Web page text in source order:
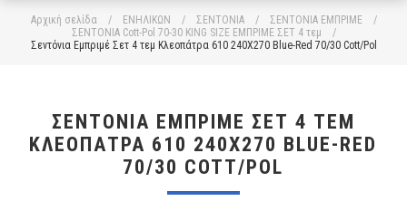
Αρχική σελίδα / ΕΝΗΛΙΚΩΝ / ΣΕΝΤΟΝΙΑ / ΣΕΝΤΟΝΙΑ ΕΜΠΡΙΜΕ
/
ΣΕΝΤΟΝΙΑ Cott-Pol 70-30 KING SIZE ΕΜΠΡΙΜΕ ΣΕΤ 4 τεμ
/
Σεντόνια Εμπριμέ Σετ 4 τεμ Κλεοπάτρα 610 240X270 Blue-Red 70/30 Cott/Pol
ΣΕΝΤΌΝΙΑ ΕΜΠΡΙΜΈ ΣΕΤ 4 ΤΕΜ
ΚΛΕΟΠΆΤΡΑ 610 240X270 BLUE-RED
70/30 COTT/POL